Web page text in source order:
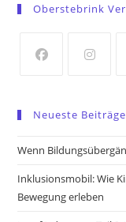
a
tab
tab
Oberstebrink
a
new
new
a
Neueste Beiträge
Wenn
Inklusionsmobil: Wie
Bewegung erleben